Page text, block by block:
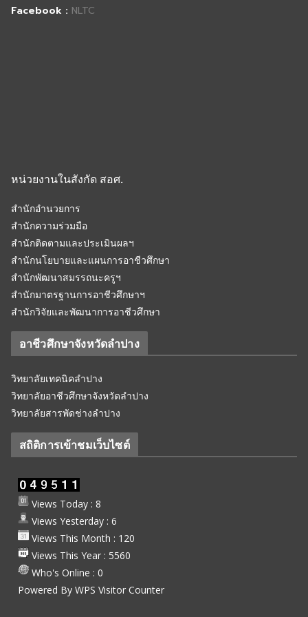
Facebook : NLTC
หน่วยงานในสังกัด สอศ.
สำนักอำนวยการ
สำนักความร่วมมือ
สำนักติดตามและประเมินผลฯ
สำนักนโยบายและแผนการอาชีวศึกษา
สำนักพัฒนาสมรรถนะครูฯ
สำนักมาตรฐานการอาชีวศึกษาฯ
สำนักวิจัยและพัฒนาการอาชีวศึกษา
อาชีวศึกษาจังหวัดลำปาง
วิทยาลัยเทคนิคลำปาง
วิทยาลัยอาชีวศึกษาจังหวัดลำปาง
วิทยาลัยสารพัดช่างลำปาง
สถิติการเข้าชมเว็บไซต์
Views Today : 8
Views Yesterday : 6
Views This Month : 120
Views This Year : 5560
Who's Online : 0
Powered By WPS Visitor Counter